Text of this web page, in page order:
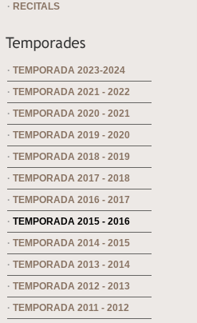
· RECITALS
· TEMPORADA 2023-2024
· TEMPORADA 2021 - 2022
· TEMPORADA 2020 - 2021
· TEMPORADA 2019 - 2020
· TEMPORADA 2018 - 2019
· TEMPORADA 2017 - 2018
· TEMPORADA 2016 - 2017
· TEMPORADA 2015 - 2016
· TEMPORADA 2014 - 2015
· TEMPORADA 2013 - 2014
· TEMPORADA 2012 - 2013
· TEMPORADA 2011 - 2012